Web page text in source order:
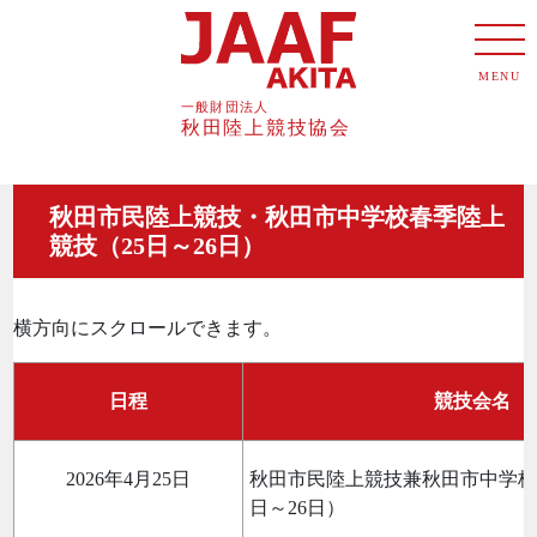
MENU
秋田市民陸上競技・秋田市中学校春季陸上
競技（25日～26日）
横方向にスクロールできます。
日程 競技会名
2026年4月25日
秋田市民陸上競技兼秋田市中学
日～26日）